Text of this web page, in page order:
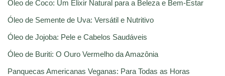
Óleo de Coco: Um Elixir Natural para a Beleza e Bem-Estar
Óleo de Semente de Uva: Versátil e Nutritivo
Óleo de Jojoba: Pele e Cabelos Saudáveis
Óleo de Buriti: O Ouro Vermelho da Amazônia
Panquecas Americanas Veganas: Para Todas as Horas